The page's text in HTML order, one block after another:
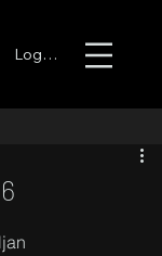
Logga in